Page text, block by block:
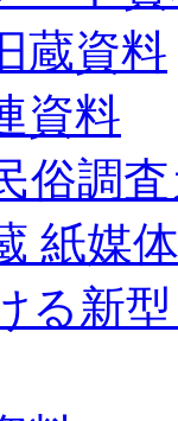
蔵資料
資料
調査
紙媒
る新